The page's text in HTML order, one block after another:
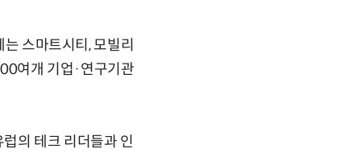
스마트시티, 모빌리
여개 기업·연구기관
의 테크 리더들과 인